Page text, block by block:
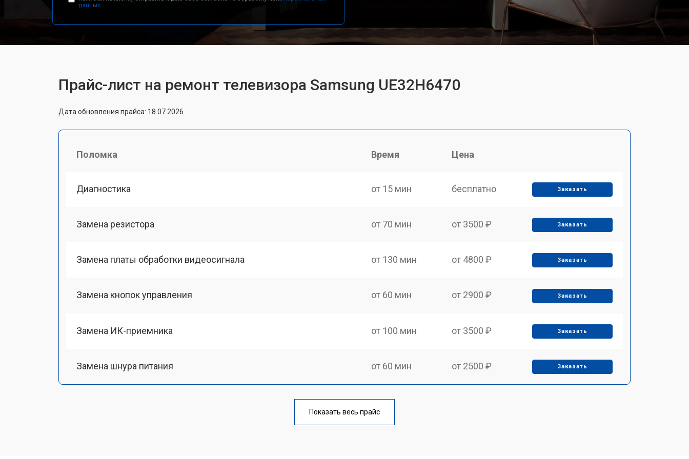
данных.
Прайс-лист на ремонт телевизора Samsung UE32H6470
Дата обновления прайса: 18.07.2026
Поломка Время Цена
Диагностика от 15 мин бесплатно Заказать
Замена резистора от 70 мин от 3500 ₽ Заказать
Замена платы обработки видеосигнала от 130 мин от 4800 ₽ Заказать
Замена кнопок управления от 60 мин от 2900 ₽ Заказать
Замена ИК-приемника от 100 мин от 3500 ₽ Заказать
Замена шнура питания от 60 мин от 2500 ₽ Заказать
от 90 мин
Показать весь прайс